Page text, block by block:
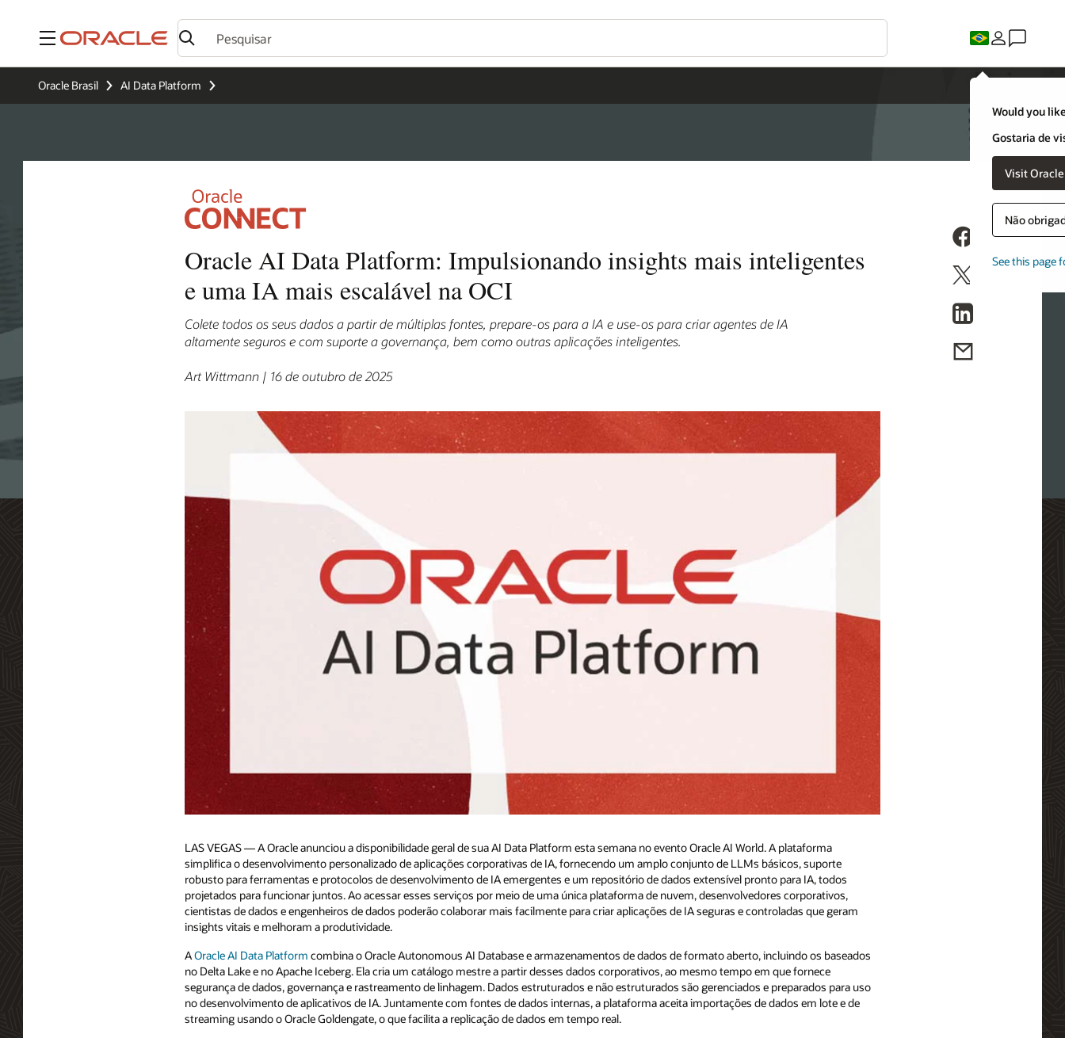
Menu
Would you
Gostaria de
Visit
Não
See this page
Oracle Brasil AI Data Platform
Oracle AI Data Platform: Impulsionando insights mais inteligentes
e uma IA mais escalável na OCI
Colete todos os seus dados a partir de múltiplas fontes, prepare-os para a IA e use-os para criar agentes de IA
altamente seguros e com suporte a governança, bem como outras aplicações inteligentes.
Art Wittmann | 16 de outubro de 2025
LAS VEGAS — A Oracle anunciou a disponibilidade geral de sua AI Data Platform esta semana no evento Oracle AI World. A plataforma
simplifica o desenvolvimento personalizado de aplicações corporativas de IA, fornecendo um amplo conjunto de LLMs básicos, suporte
robusto para ferramentas e protocolos de desenvolvimento de IA emergentes e um repositório de dados extensível pronto para IA, todos
projetados para funcionar juntos. Ao acessar esses serviços por meio de uma única plataforma de nuvem, desenvolvedores corporativos,
cientistas de dados e engenheiros de dados poderão colaborar mais facilmente para criar aplicações de IA seguras e controladas que geram
insights vitais e melhoram a produtividade.
AOracle AI Data Platform combina o Oracle Autonomous AI Database e armazenamentos de dados de formato aberto, incluindo os baseados
no Delta Lake e no Apache Iceberg. Ela cria um catálogo mestre a partir desses dados corporativos, ao mesmo tempo em que fornece
segurança de dados, governança e rastreamento de linhagem. Dados estruturados e não estruturados são gerenciados e preparados para uso
no desenvolvimento de aplicativos de IA. Juntamente com fontes de dados internas, a plataforma aceita importações de dados em lote e de
streaming usando o Oracle Goldengate, o que facilita a replicação de dados em tempo real.